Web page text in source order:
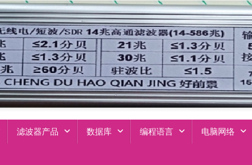
滤波器产品 数据库 编程语言 电脑网络